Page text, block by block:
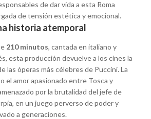
de dar vida a esta Roma
de tensión estética y emocional.
historia atemporal
210 minutos, cantada en italiano y
esta producción devuelve a los cines la
las óperas más célebres de Puccini. La
el amor apasionado entre Tosca y
por la brutalidad del jefe de
en un juego perverso de poder y
a generaciones.